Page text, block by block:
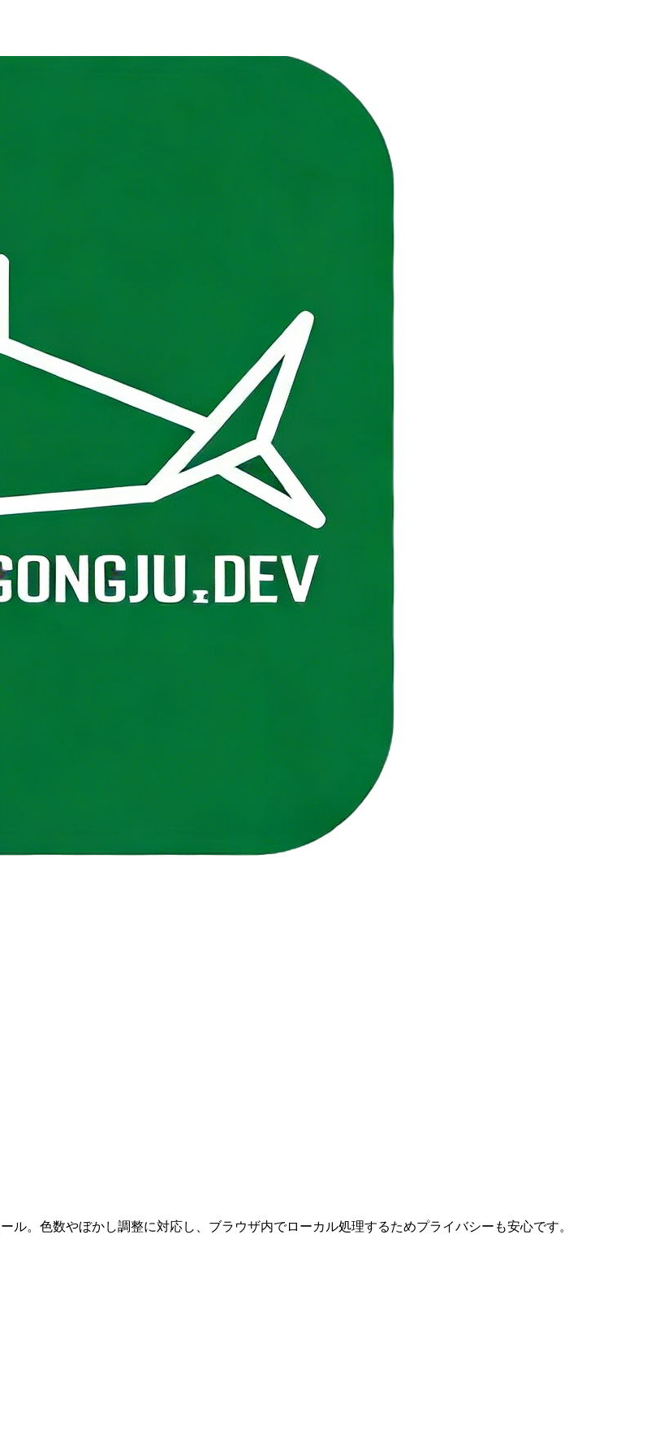
。色数やぼかし調整に対応し、ブラウザ内でローカル処理するためプライバシーも安心です。